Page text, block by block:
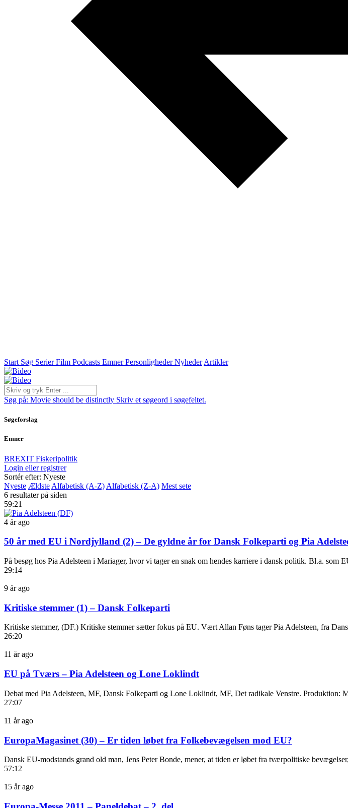
Start Søg Serier Film Podcasts Emner Personligheder Nyheder Artikler
Søg på: Movie should be distinctly Skriv et søgeord i søgefeltet.
Søgeforslag
Emner
BREXIT Fiskeripolitik
Login eller registrer
Sortér efter: Nyeste
Nyeste Ældste Alfabetisk (A-Z) Alfabetisk (Z-A) Mest sete
6 resultater på siden
59:21
4 år ago
50 år med EU i Nordjylland (2) – De gyldne år for Dansk Folkeparti og Pia
På besøg hos Pia Adelsteen i Mariager, hvor vi tager en snak om hendes karriere i dansk politik. Bl.a. som
29:14
9 år ago
Kritiske stemmer (1) – Dansk Folkeparti
Kritiske stemmer, (DF.) Kritiske stemmer sætter fokus på EU. Vært Allan Føns tager Pia Adelsteen, fra
26:20
11 år ago
EU på Tværs – Pia Adelsteen og Lone Loklindt
Debat med Pia Adelsteen, MF, Dansk Folkeparti og Lone Loklindt, MF, Det radikale Venstre. Produktion:
27:07
11 år ago
EuropaMagasinet (30) – Er tiden løbet fra Folkebevægelsen mod EU?
Dansk EU-modstands grand old man, Jens Peter Bonde, mener, at tiden er løbet fra tværpolitiske
57:12
15 år ago